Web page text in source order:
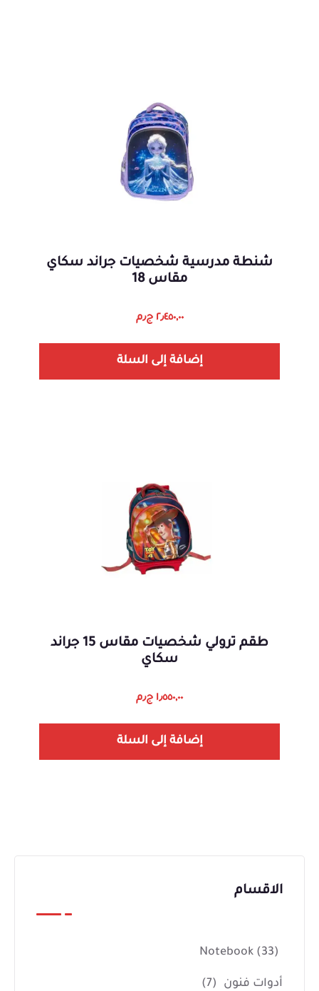
شنطة مدرسية شخصيات جراند سكاي
مقاس 18
٢٫٤٥٠,٠٠ ج٫م
إضافة إلى السلة
طقم ترولي شخصيات مقاس 15 جراند
سكاي
١٫٥٥٠,٠٠ ج٫م
إضافة إلى السلة
الاقسام
Notebook (33)
أدوات فنون (7)